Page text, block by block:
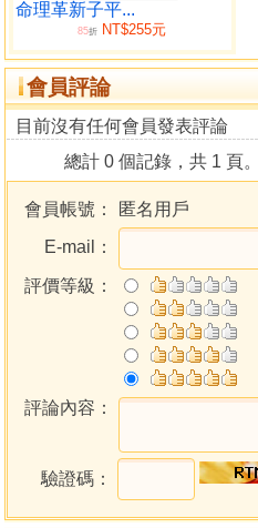
論十干合而不合
論十干得時不旺失時不弱
論刑沖會合解決
卷二
論用神
論用神戊敗救應
論用神變化
論用神格局高低
論冊神因成得敗因敗得成
論用神配候得失
論相神緊要
論四吉神能破何
論四凶神能成格
論生尅先後分吉凶
論星辰無關格局
論外格用舍
命理革新子平...
85折 NT$255元
會員評論
目前沒有任何會員發表評論
總計 0 個記錄，共 1 頁。
會員帳號：
匿名用戶
E-mail：
評價等級：
評論內容：
驗證碼：